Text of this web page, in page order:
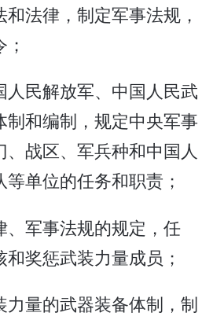
和法律，制定军事法规，
人民解放军、中国人民武
制和编制，规定中央军事
战区、军兵种和中国人
单位的任务和职责；
、军事法规的规定，任
奖惩武装力量成员；
力量的武器装备体制，制